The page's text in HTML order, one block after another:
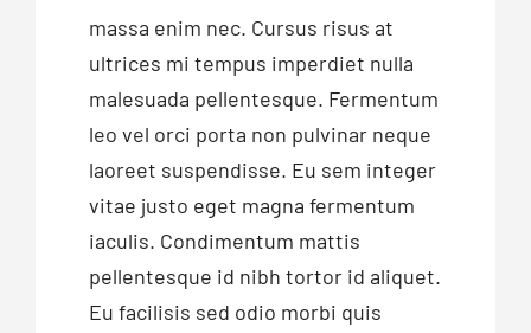
massa enim nec. Cursus risus at
ultrices mi tempus imperdiet nulla
malesuada pellentesque. Fermentum
leo vel orci porta non pulvinar neque
laoreet suspendisse. Eu sem integer
vitae justo eget magna fermentum
iaculis. Condimentum mattis
pellentesque id nibh tortor id aliquet.
Eu facilisis sed odio morbi quis